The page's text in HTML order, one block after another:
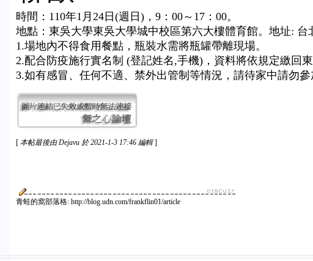
時間：110年1月24日(週日)，9：00～17：00。
地點：東吳大學東吳大學城中校區第六大樓體育館。地址: 台
1.場地內不得食用餐點，瓶裝水需將瓶罐帶離現場。
2.配合防疫施行實名制 (登記姓名,手機)，資料將依規定繳回
3.如有感冒、任何不適、禁外出管制等情況，請待家中請勿參
[ 本帖最後由 Dejavu 於 2021-1-3 17:46 編輯]
青蛙的窩部落格: http://blog.udn.com/frankflin01/article